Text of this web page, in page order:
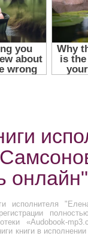
онлайн"
исполнителя
«Audobook-
книги в